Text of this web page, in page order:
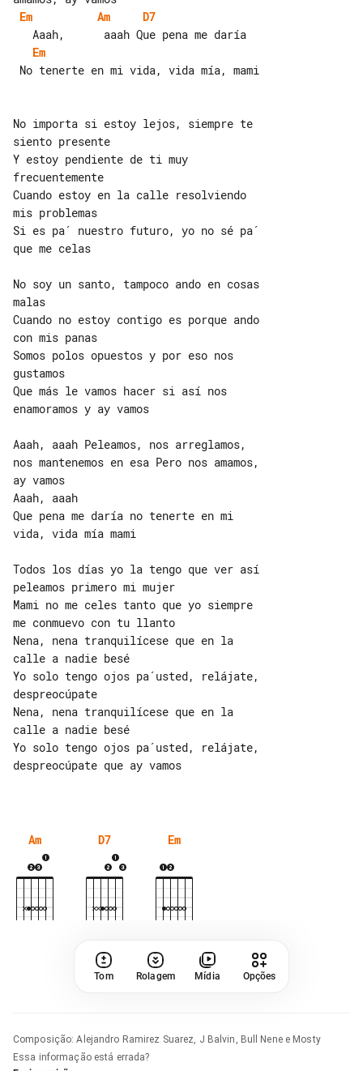
Em
Am
D7
Em
No importa si estoy lejos, siempre te
siento presente
Y estoy pendiente de ti muy
frecuentemente
Cuando estoy en la calle resolviendo
mis problemas
Si es pa´ nuestro futuro, yo no sé pa´
que me celas
No soy un santo, tampoco ando en cosas
malas
Cuando no estoy contigo es porque ando
con mis panas
Somos polos opuestos y por eso nos
gustamos
Que más le vamos hacer si así nos
enamoramos y ay vamos
Aaah, aaah Peleamos, nos arreglamos,
nos mantenemos en esa Pero nos amamos,
ay vamos
Aaah, aaah
Que pena me daría no tenerte en mi
vida, vida mía mami
Todos los días yo la tengo que ver así
peleamos primero mi mujer
Mami no me celes tanto que yo siempre
me conmuevo con tu llanto
Nena, nena tranquilícese que en la
calle a nadie besé
Yo solo tengo ojos pa´usted, relájate,
despreocúpate
Nena, nena tranquilícese que en la
calle a nadie besé
Yo solo tengo ojos pa´usted, relájate,
despreocúpate que ay vamos
Am D7 Em
Tom Rolagem Mídia Opções
Composição:Alejandro Ramirez Suarez, J Balvin, Bull Nene e Mosty
Essa informação está errada?